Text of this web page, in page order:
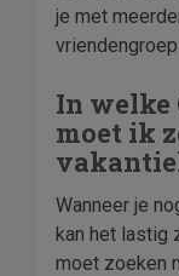
je met
In welke
moet ik
Wanneer je
kan het lastig
moet zoeken